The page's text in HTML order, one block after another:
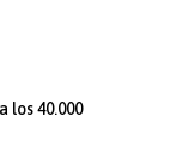
los 40.000